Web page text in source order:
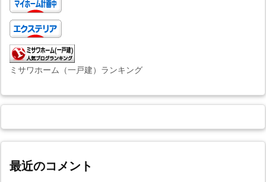
ミサワホーム（一戸建）ランキング
最近のコメント